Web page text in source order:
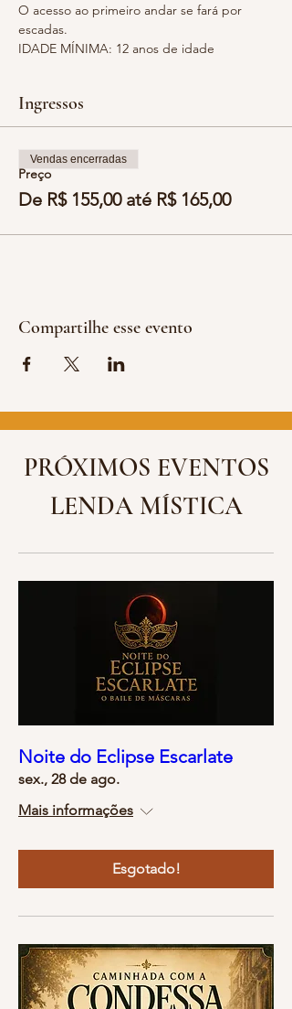
O acesso ao primeiro andar se fará por
escadas.
IDADE MÍNIMA: 12 anos de idade
Ingressos
Preço
De R$ 155,00 até R$ 165,00
Vendas encerradas
Compartilhe esse evento
PRÓXIMOS EVENTOS
LENDA MÍSTICA
Noite do Eclipse Escarlate
sex., 28 de ago.
Mais informações
Esgotado!